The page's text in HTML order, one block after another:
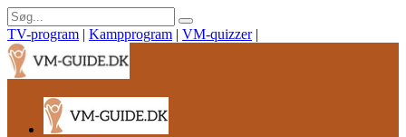
TV-program | Kampprogram | VM-quizzer |